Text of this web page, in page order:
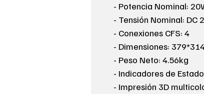
- Potencia Nominal:
- Tensión Nominal: DC
- Conexiones CFS: 4
- Dimensiones:
- Peso Neto: 4.56kg
- Indicadores de
- Impresión 3D